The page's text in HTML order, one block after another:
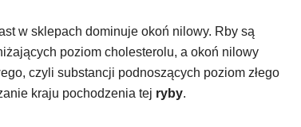
w sklepach dominuje okoń nilowy. Rby są
poziom cholesterolu, a okoń nilowy
czyli substancji podnoszących poziom złego
kraju pochodzenia tej ryby.